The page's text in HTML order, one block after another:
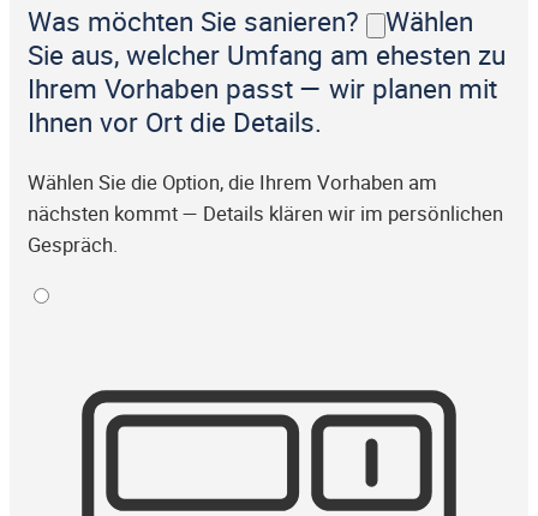
Was möchten Sie sanieren?
Wählen
Sie aus, welcher Umfang am ehesten zu
Ihrem Vorhaben passt — wir planen mit
Ihnen vor Ort die Details.
Wählen Sie die Option, die Ihrem Vorhaben am
nächsten kommt — Details klären wir im persönlichen
Gespräch.